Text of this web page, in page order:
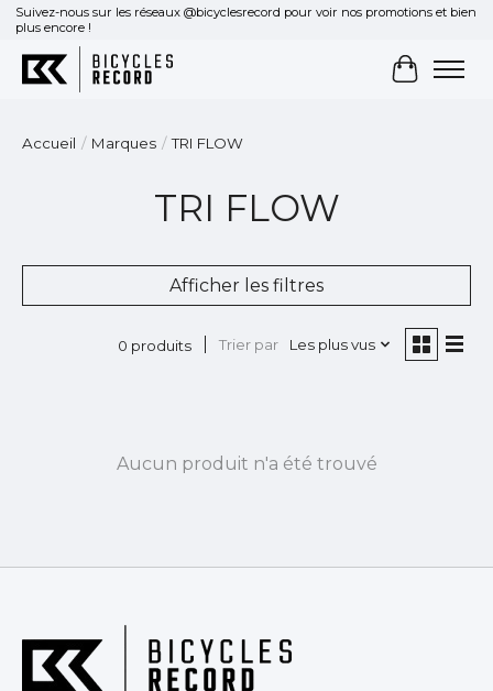
Suivez-nous sur les réseaux @bicyclesrecord pour voir nos promotions et bien
plus encore !
Panier
Accueil / Marques / TRI FLOW
TRI FLOW
Afficher les filtres
0 produits Trier par Les plus vus
Aucun produit n'a été trouvé